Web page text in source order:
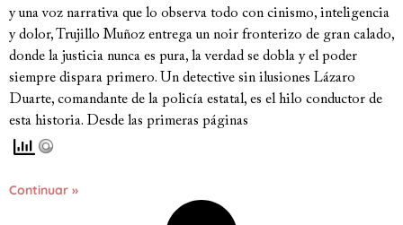
y una voz narrativa que lo observa todo con cinismo, inteligencia
y dolor, Trujillo Muñoz entrega un noir fronterizo de gran calado,
donde la justicia nunca es pura, la verdad se dobla y el poder
siempre dispara primero. Un detective sin ilusiones Lázaro
Duarte, comandante de la policía estatal, es el hilo conductor de
esta historia. Desde las primeras páginas
Continuar »